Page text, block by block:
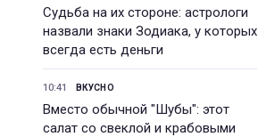
Судьба на их стороне: астрологи
назвали знаки Зодиака, у которых
всегда есть деньги
10:41 ВКУСНО
Вместо обычной "Шубы": этот
салат со свеклой и крабовыми